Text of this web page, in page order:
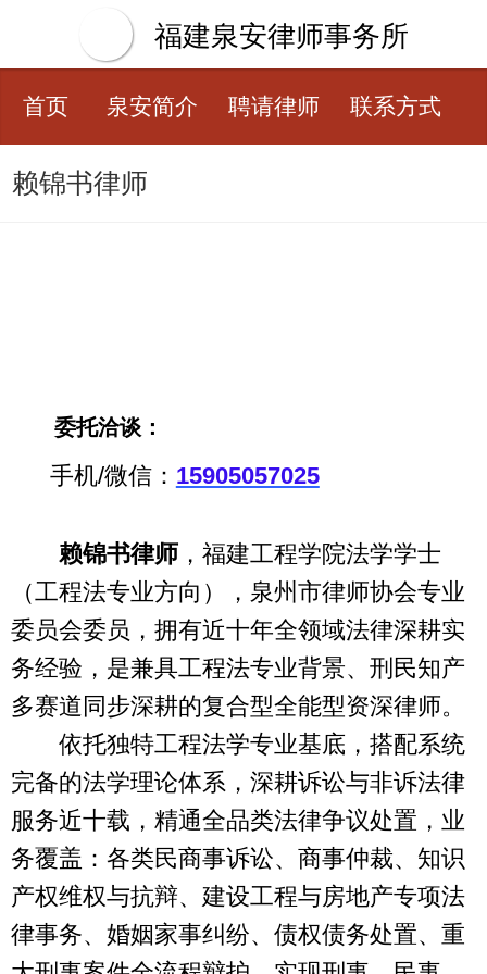
福建泉安律师事务所
首页 泉安简介 聘请律师 联系方式
赖锦书律师
委托洽谈：
手机/微信： 15905057025
赖锦书律师，福建工程学院法学学士
（工程法专业方向），泉州市律师协会专业
委员会委员，拥有近十年全领域法律深耕实
务经验，是兼具工程法专业背景、刑民知产
多赛道同步深耕的复合型全能型资深律师。
依托独特工程法学专业基底，搭配系统
完备的法学理论体系，深耕诉讼与非诉法律
服务近十载，精通全品类法律争议处置，业
务覆盖：各类民商事诉讼、商事仲裁、知识
产权维权与抗辩、建设工程与房地产专项法
律事务、婚姻家事纠纷、债权债务处置、重